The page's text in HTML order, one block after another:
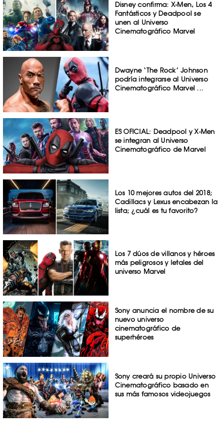
Disney confirma: X-Men, Los 4
Fantásticos y Deadpool se
unen al Universo
Cinematográfico Marvel
Dwayne ‘The Rock’ Johnson
podría integrarse al Universo
Cinematográfico Marvel ...
ES OFICIAL: Deadpool y X-Men
se integran al Universo
Cinematográfico de Marvel
Los 10 mejores autos del 2018;
Cadillacs y Lexus encabezan la
lista; ¿cuál es tu favorito?
Los 7 dúos de villanos y héroes
más peligrosos y letales del
universo Marvel
Sony anuncia el nombre de su
nuevo universo
cinematográfico de
superhéroes
Sony creará su propio Universo
Cinematográfico basado en
sus más famosos videojuegos